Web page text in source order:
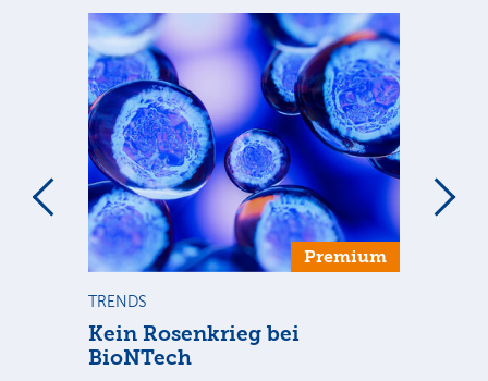
Premium
TRENDS
Kein Rosenkrieg bei
BioNTech